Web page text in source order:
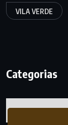
VILA VERDE
Categorias